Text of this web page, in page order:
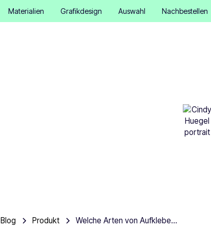
Materialien Grafikdesign Auswahl Nachbestellen
Blog Produkt Welche Arten von Aufklebern eignen sich am besten für Laptops?